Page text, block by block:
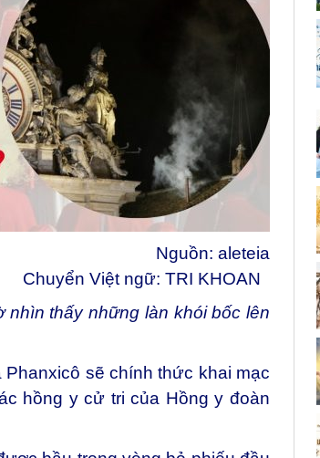
Nguồn: aleteia
Chuyển Việt ngữ: TRI KHOAN
thấy những làn khói bốc lên
sẽ chính thức khai mạc
hồng y cử tri của Hồng y đoàn